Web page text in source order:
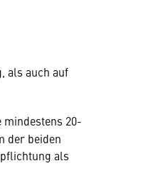
als auch auf
20-
der beiden
als